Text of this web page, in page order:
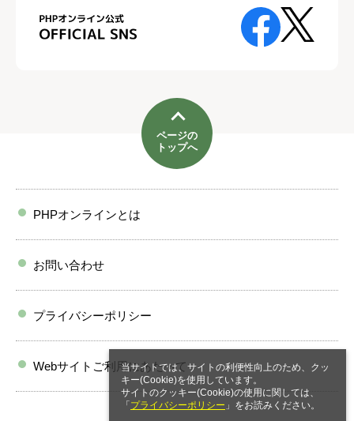
当サイトでは、サイトの利便性向上のため、クッ
キー(Cookie)を使用しています。
サイトのクッキー(Cookie)の使用に関しては、
「 プライバシーポリシー 」をお読みください。
ページの
トップへ
PHPオンラインとは
お問い合わせ
プライバシーポリシー
Webサイトご利用にあたって